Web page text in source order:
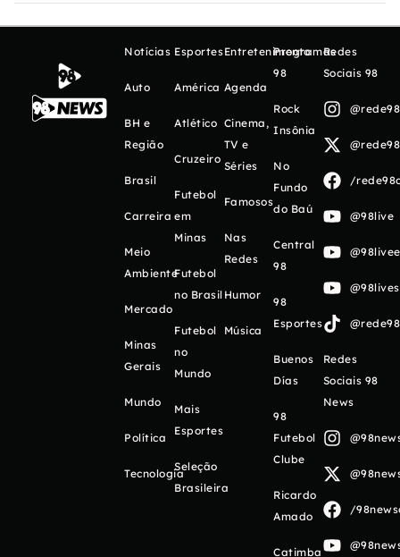
Notícias
Auto
BH e
Região
Brasil
Carreira
Meio
Ambiente
Mercado
Minas
Gerais
Mundo
Política
Tecnologia
Esportes
América
Atlético
Cruzeiro
Futebol
em
Minas
Futebol
no Brasil
Futebol
no
Mundo
Mais
Esportes
Seleção
Brasileira
Entretenimento
Agenda
Cinema,
TV e
Séries
Famosos
Nas
Redes
Humor
Música
Programas
98
Rock
Insônia
No
Fundo
do Baú
Central
98
98
Esportes
Buenos
Días
98
Futebol
Clube
Ricardo
Amado
Catimba
Redes
Sociais 98
/
@98live
Redes
Sociais 98
News
/